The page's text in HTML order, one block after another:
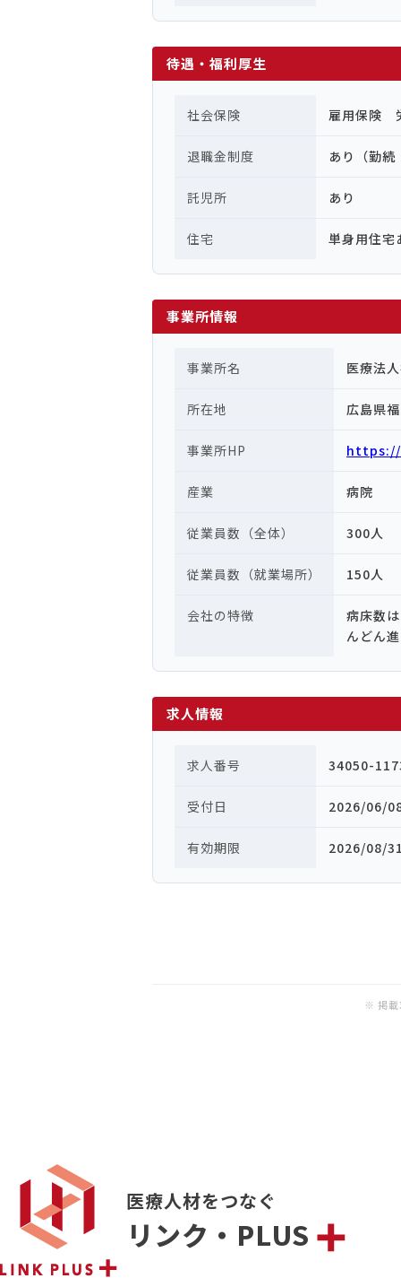
待遇・福利厚生
社会保険 雇用保険
退職金制度 あり（勤
託児所 あり
住宅 単身用住宅
事業所情報
事業所名 医療法
所在地 広島県
事業所HP https://
産業 病院
従業員数（全体） 300人
従業員数（就業場所） 150人
会社の特徴
病床数
んどん
求人情報
求人番号 34050-
受付日 2026/06/
有効期限 2026/08/
※ 掲載
医療人材をつなぐ
リンク・PLUS